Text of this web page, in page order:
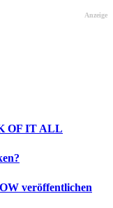
Anzeige
OF IT ALL
veröffentlichen